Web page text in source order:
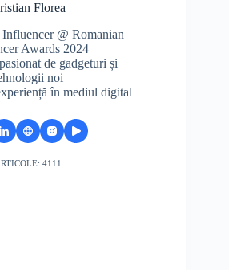
Florea
Influencer @ Romanian
Awards 2024
de gadgeturi și
noi
în mediul digital
4111